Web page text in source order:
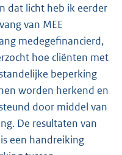
dat licht heb ik eerder
van MEE
medegefinancierd,
hoe cliënten met
beperking
worden herkend en
door middel van
De resultaten van
een handreiking